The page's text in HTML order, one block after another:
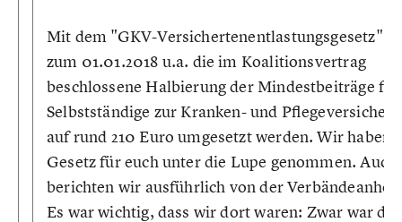
Mit dem "GKV-Versichertenentlastungsgesetz"
zum 01.01.2018 u.a. die im Koalitionsvertrag
beschlossene Halbierung der Mindestbeiträge für
Selbstständige zur Kranken- und
auf rund 210 Euro umgesetzt werden. Wir haben
Gesetz für euch unter die Lupe genommen. Auch
berichten wir ausführlich von der
Es war wichtig, dass wir dort waren: Zwar war die